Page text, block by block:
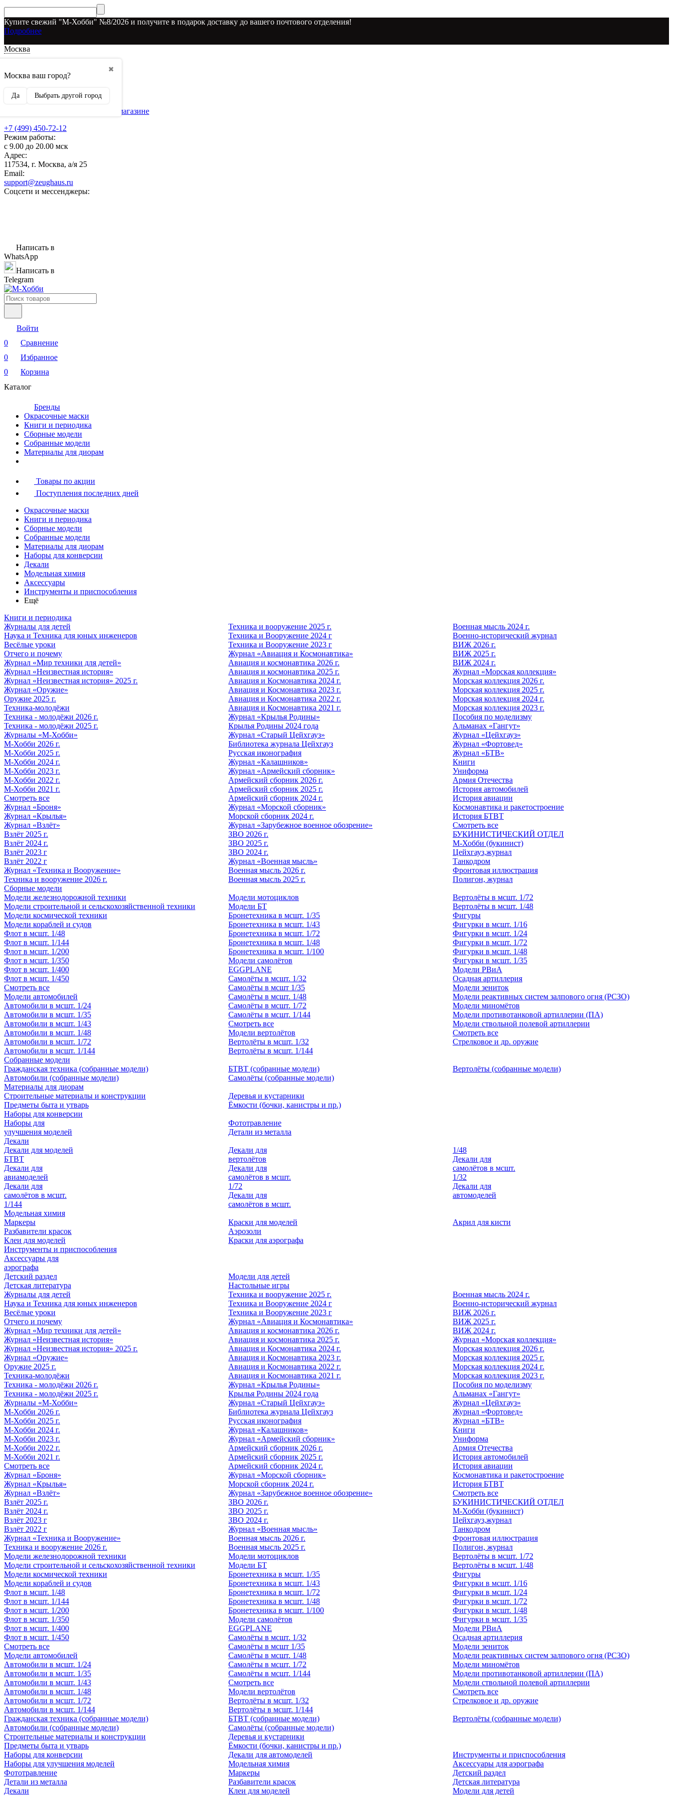
Купите свежий "М-Хобби" №8/2026 и получите в подарок доставку до вашего почтового отделения!
Подробнее
Москва
✖
Москва ваш город?
Да Выбрать другой город
О наших скидках
Рекламодателям
Бренды, представленные в магазине
+7 (499) 450-72-12
Режим работы:
с 9.00 до 20.00 мск
Адрес:
117534, г. Москва, а/я 25
Email:
support@zeughaus.ru
Соцсети и мессенджеры:
Написать в
WhatsApp
Написать в
Telegram
Войти
0
Сравнение
0
Избранное
0
Корзина
Каталог
Бренды
Окрасочные маски
Книги и периодика
Сборные модели
Собранные модели
Материалы для диорам
Товары по акции
Поступления последних дней
Окрасочные маски
Книги и периодика
Сборные модели
Собранные модели
Материалы для диорам
Наборы для конверсии
Декали
Модельная химия
Аксессуары
Инструменты и приспособления
Ещё
Книги и периодика
Журналы для детей
Наука и Техника для юных инженеров
Весёлые уроки
Отчего и почему
Журнал «Мир техники для детей»
Журнал «Неизвестная история»
Журнал «Неизвестная история» 2025 г.
Журнал «Оружие»
Оружие 2025 г.
Техника-молодёжи
Техника - молодёжи 2026 г.
Техника - молодёжи 2025 г.
Журналы «М-Хобби»
М-Хобби 2026 г.
М-Хобби 2025 г.
М-Хобби 2024 г.
М-Хобби 2023 г.
М-Хобби 2022 г.
М-Хобби 2021 г.
Смотреть все
Журнал «Броня»
Журнал «Крылья»
Журнал «Взлёт»
Взлёт 2025 г.
Взлёт 2024 г.
Взлёт 2023 г
Взлёт 2022 г
Журнал «Техника и Вооружение»
Техника и вооружение 2026 г.
Техника и вооружение 2025 г.
Техника и Вооружение 2024 г
Техника и Вооружение 2023 г
Журнал «Авиация и Космонавтика»
Авиация и космонавтика 2026 г.
Авиация и космонавтика 2025 г.
Авиация и Космонавтика 2024 г.
Авиация и Космонавтика 2023 г.
Авиация и Космонавтика 2022 г.
Авиация и Космонавтика 2021 г.
Журнал «Крылья Родины»
Крылья Родины 2024 года
Журнал «Старый Цейхгауз»
Библиотека журнала Цейхгауз
Русская иконография
Журнал «Калашников»
Журнал «Армейский сборник»
Армейский сборник 2026 г.
Армейский сборник 2025 г.
Армейский сборник 2024 г.
Журнал «Морской сборник»
Морской сборник 2024 г.
Журнал «Зарубежное военное обозрение»
ЗВО 2026 г.
ЗВО 2025 г.
ЗВО 2024 г.
Журнал «Военная мысль»
Военная мысль 2026 г.
Военная мысль 2025 г.
Военная мысль 2024 г.
Военно-исторический журнал
ВИЖ 2026 г.
ВИЖ 2025 г.
ВИЖ 2024 г.
Журнал «Морская коллекция»
Морская коллекция 2026 г.
Морская коллекция 2025 г.
Морская коллекция 2024 г.
Морская коллекция 2023 г.
Пособия по моделизму
Альманах «Гангут»
Журнал «Цейхгауз»
Журнал «Фортовед»
Журнал «БТВ»
Книги
Униформа
Армия Отечества
История автомобилей
История авиации
Космонавтика и ракетостроение
История БТВТ
Смотреть все
БУКИНИСТИЧЕСКИЙ ОТДЕЛ
М-Хобби (букинист)
Цейхгауз,журнал
Танкодром
Фронтовая иллюстрация
Полигон, журнал
Сборные модели
Модели железнодорожной техники
Модели строительной и сельскохозяйственной техники
Модели космической техники
Модели кораблей и судов
Флот в мсшт. 1/48
Флот в мсшт. 1/144
Флот в мсшт. 1/200
Флот в мсшт. 1/350
Флот в мсшт. 1/400
Флот в мсшт. 1/450
Смотреть все
Модели автомобилей
Автомобили в мсшт. 1/24
Автомобили в мсшт. 1/35
Автомобили в мсшт. 1/43
Автомобили в мсшт. 1/48
Автомобили в мсшт. 1/72
Автомобили в мсшт. 1/144
Модели мотоциклов
Модели БТ
Бронетехника в мсшт. 1/35
Бронетехника в мсшт. 1/43
Бронетехника в мсшт. 1/72
Бронетехника в мсшт. 1/48
Бронетехника в мсшт. 1/100
Модели самолётов
EGGPLANE
Самолёты в мсшт. 1/32
Самолёты в мсшт 1/35
Самолёты в мсшт. 1/48
Самолёты в мсшт. 1/72
Самолёты в мсшт. 1/144
Смотреть все
Модели вертолётов
Вертолёты в мсшт. 1/32
Вертолёты в мсшт. 1/144
Вертолёты в мсшт. 1/72
Вертолёты в мсшт. 1/48
Фигуры
Фигурки в мсшт. 1/16
Фигурки в мсшт. 1/24
Фигурки в мсшт. 1/72
Фигурки в мсшт. 1/48
Фигурки в мсшт. 1/35
Модели РВиА
Осадная артиллерия
Модели зениток
Модели реактивных систем залпового огня (РСЗО)
Модели миномётов
Модели противотанковой артиллерии (ПА)
Модели ствольной полевой артиллерии
Смотреть все
Стрелковое и др. оружие
Собранные модели
Гражданская техника (собранные модели)
Автомобили (собранные модели)
БТВТ (собранные модели)
Самолёты (собранные модели)
Вертолёты (собранные модели)
Материалы для диорам
Строительные материалы и конструкции
Предметы быта и утварь
Деревья и кустарники
Ёмкости (бочки, канистры и пр.)
Наборы для конверсии
Наборы для
улучшения моделей
Фототравление
Детали из металла
Декали
Декали для моделей
БТВТ
Декали для
авиамоделей
Декали для
самолётов в мсшт.
1/144
Декали для
вертолётов
Декали для
самолётов в мсшт.
1/72
Декали для
самолётов в мсшт.
1/48
Декали для
самолётов в мсшт.
1/32
Декали для
автомоделей
Модельная химия
Маркеры
Разбавители красок
Клеи для моделей
Краски для моделей
Аэрозоли
Краски для аэрографа
Акрил для кисти
Инструменты и приспособления
Аксессуары для
аэрографа
Детский раздел
Детская литература
Модели для детей
Настольные игры
Журналы для детей
Наука и Техника для юных инженеров
Весёлые уроки
Отчего и почему
Журнал «Мир техники для детей»
Журнал «Неизвестная история»
Журнал «Неизвестная история» 2025 г.
Журнал «Оружие»
Оружие 2025 г.
Техника-молодёжи
Техника - молодёжи 2026 г.
Техника - молодёжи 2025 г.
Журналы «М-Хобби»
М-Хобби 2026 г.
М-Хобби 2025 г.
М-Хобби 2024 г.
М-Хобби 2023 г.
М-Хобби 2022 г.
М-Хобби 2021 г.
Смотреть все
Журнал «Броня»
Журнал «Крылья»
Журнал «Взлёт»
Взлёт 2025 г.
Взлёт 2024 г.
Взлёт 2023 г
Взлёт 2022 г
Журнал «Техника и Вооружение»
Техника и вооружение 2026 г.
Техника и вооружение 2025 г.
Техника и Вооружение 2024 г
Техника и Вооружение 2023 г
Журнал «Авиация и Космонавтика»
Авиация и космонавтика 2026 г.
Авиация и космонавтика 2025 г.
Авиация и Космонавтика 2024 г.
Авиация и Космонавтика 2023 г.
Авиация и Космонавтика 2022 г.
Авиация и Космонавтика 2021 г.
Журнал «Крылья Родины»
Крылья Родины 2024 года
Журнал «Старый Цейхгауз»
Библиотека журнала Цейхгауз
Русская иконография
Журнал «Калашников»
Журнал «Армейский сборник»
Армейский сборник 2026 г.
Армейский сборник 2025 г.
Армейский сборник 2024 г.
Журнал «Морской сборник»
Морской сборник 2024 г.
Журнал «Зарубежное военное обозрение»
ЗВО 2026 г.
ЗВО 2025 г.
ЗВО 2024 г.
Журнал «Военная мысль»
Военная мысль 2026 г.
Военная мысль 2025 г.
Военная мысль 2024 г.
Военно-исторический журнал
ВИЖ 2026 г.
ВИЖ 2025 г.
ВИЖ 2024 г.
Журнал «Морская коллекция»
Морская коллекция 2026 г.
Морская коллекция 2025 г.
Морская коллекция 2024 г.
Морская коллекция 2023 г.
Пособия по моделизму
Альманах «Гангут»
Журнал «Цейхгауз»
Журнал «Фортовед»
Журнал «БТВ»
Книги
Униформа
Армия Отечества
История автомобилей
История авиации
Космонавтика и ракетостроение
История БТВТ
Смотреть все
БУКИНИСТИЧЕСКИЙ ОТДЕЛ
М-Хобби (букинист)
Цейхгауз,журнал
Танкодром
Фронтовая иллюстрация
Полигон, журнал
Модели железнодорожной техники
Модели строительной и сельскохозяйственной техники
Модели космической техники
Модели кораблей и судов
Флот в мсшт. 1/48
Флот в мсшт. 1/144
Флот в мсшт. 1/200
Флот в мсшт. 1/350
Флот в мсшт. 1/400
Флот в мсшт. 1/450
Смотреть все
Модели автомобилей
Автомобили в мсшт. 1/24
Автомобили в мсшт. 1/35
Автомобили в мсшт. 1/43
Автомобили в мсшт. 1/48
Автомобили в мсшт. 1/72
Автомобили в мсшт. 1/144
Модели мотоциклов
Модели БТ
Бронетехника в мсшт. 1/35
Бронетехника в мсшт. 1/43
Бронетехника в мсшт. 1/72
Бронетехника в мсшт. 1/48
Бронетехника в мсшт. 1/100
Модели самолётов
EGGPLANE
Самолёты в мсшт. 1/32
Самолёты в мсшт 1/35
Самолёты в мсшт. 1/48
Самолёты в мсшт. 1/72
Самолёты в мсшт. 1/144
Смотреть все
Модели вертолётов
Вертолёты в мсшт. 1/32
Вертолёты в мсшт. 1/144
Вертолёты в мсшт. 1/72
Вертолёты в мсшт. 1/48
Фигуры
Фигурки в мсшт. 1/16
Фигурки в мсшт. 1/24
Фигурки в мсшт. 1/72
Фигурки в мсшт. 1/48
Фигурки в мсшт. 1/35
Модели РВиА
Осадная артиллерия
Модели зениток
Модели реактивных систем залпового огня (РСЗО)
Модели миномётов
Модели противотанковой артиллерии (ПА)
Модели ствольной полевой артиллерии
Смотреть все
Стрелковое и др. оружие
Гражданская техника (собранные модели)
Автомобили (собранные модели)
БТВТ (собранные модели)
Самолёты (собранные модели)
Вертолёты (собранные модели)
Строительные материалы и конструкции
Предметы быта и утварь
Деревья и кустарники
Ёмкости (бочки, канистры и пр.)
Наборы для конверсии
Наборы для улучшения моделей
Фототравление
Детали из металла
Декали
Декали для автомоделей
Модельная химия
Маркеры
Разбавители красок
Клеи для моделей
Инструменты и приспособления
Аксессуары для аэрографа
Детский раздел
Детская литература
Модели для детей